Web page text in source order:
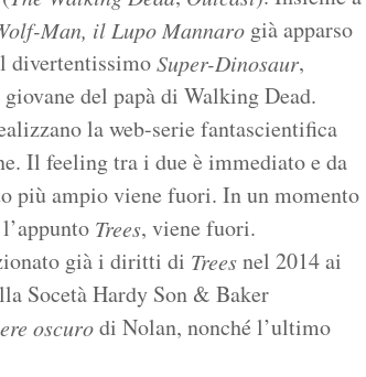
Man, il Lupo Mannaro già apparso
divertentissimoSuper-Dinosaur,
del papà di Walking Dead.
la web-serie fantascientifica
Il feeling tra i due è immediato e da
più ampio viene fuori. In un momento
Trees, viene fuori.
già i diritti di Treesnel 2014 ai
Socetà Hardy Son & Baker
oscurodi Nolan, nonché l’ultimo